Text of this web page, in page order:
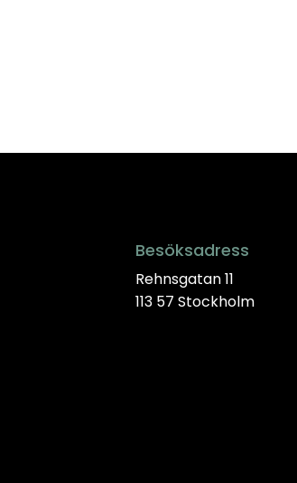
Besöksadress
Rehnsgatan 11
113 57 Stockholm